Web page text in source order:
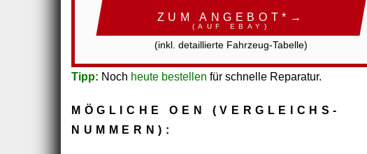
ZUM ANGEBOT*→
(AUF EBAY)
(inkl. detaillierte Fahrzeug-Tabelle)
Tipp: Noch heute bestellen für schnelle Reparatur.
MÖGLICHE OEN (VERGLEICHS­
NUMMERN):